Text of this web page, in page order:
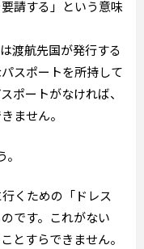
請する」という意味
渡航先国が発行する
スポートを所持して
ポートがなければ、
ません。
くための「ドレス
です。これがない
とすらできません。